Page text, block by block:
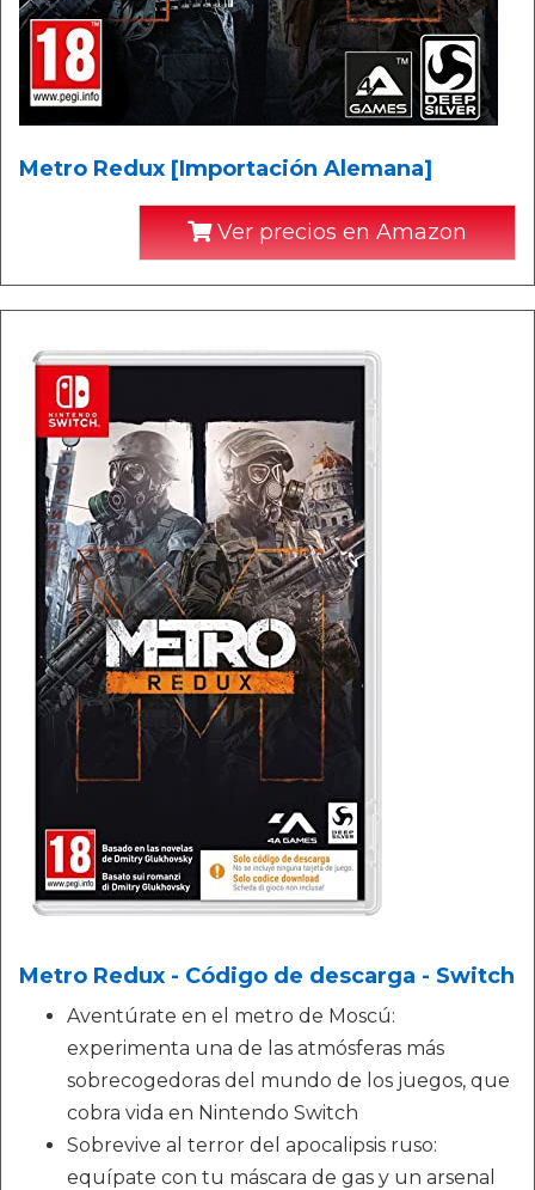
Metro Redux [Importación Alemana]
Ver precios en Amazon
Metro Redux - Código de descarga - Switch
Aventúrate en el metro de Moscú:
experimenta una de las atmósferas más
sobrecogedoras del mundo de los juegos, que
cobra vida en Nintendo Switch
Sobrevive al terror del apocalipsis ruso:
equípate con tu máscara de gas y un arsenal